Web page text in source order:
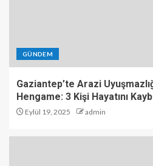
GÜNDEM
Gaziantep’te Arazi
Hengame: 3 Kişi Hayatını
Eylül 19, 2025 admin